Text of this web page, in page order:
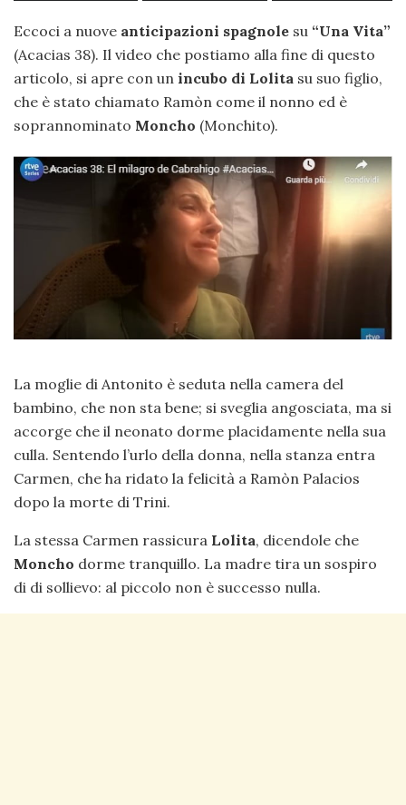
Eccoci a nuove anticipazioni spagnole su “Una Vita”
(Acacias 38). Il video che postiamo alla fine di questo
articolo, si apre con un incubo di Lolita su suo figlio,
che è stato chiamato Ramòn come il nonno ed è
soprannominato Moncho (Monchito).
La moglie di Antonito è seduta nella camera del
bambino, che non sta bene; si sveglia angosciata, ma si
accorge che il neonato dorme placidamente nella sua
culla. Sentendo l’urlo della donna, nella stanza entra
Carmen, che ha ridato la felicità a Ramòn Palacios
dopo la morte di Trini.
La stessa Carmen rassicura Lolita, dicendole che
Moncho dorme tranquillo. La madre tira un sospiro
di di sollievo: al piccolo non è successo nulla.